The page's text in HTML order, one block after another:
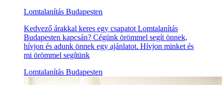
Lomtalanítás Budapesten
Kedvező árakkal keres egy csapatot Lomtalanítás
Budapesten kapcsán? Cégünk örömmel segít önnek,
hívjon és adunk önnek egy ajánlatot. Hívjon minket és
mi örömmel segítünk
Lomtalanítás Budapesten